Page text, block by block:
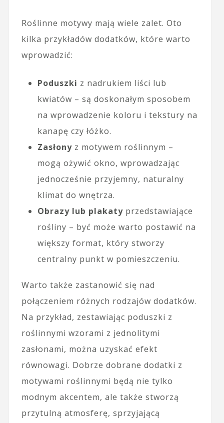
Roślinne motywy mają wiele zalet. Oto
kilka przykładów dodatków, które warto
wprowadzić:
Poduszki z nadrukiem liści lub
kwiatów – są doskonałym sposobem
na wprowadzenie koloru i tekstury na
kanapę czy łóżko.
Zasłonyz motywem roślinnym –
mogą ożywić okno, wprowadzając
jednocześnie przyjemny, naturalny
klimat do wnętrza.
Obrazy lub plakatyprzedstawiające
rośliny – być może warto postawić na
większy format, który stworzy
centralny punkt w pomieszczeniu.
Warto także zastanowić się nad
połączeniem różnych rodzajów dodatków.
Na przykład, zestawiając poduszki z
roślinnymi wzorami z jednolitymi
zasłonami, można uzyskać efekt
równowagi. Dobrze dobrane dodatki z
motywami roślinnymi będą nie tylko
modnym akcentem, ale także stworzą
przytulną atmosferę, sprzyjającą